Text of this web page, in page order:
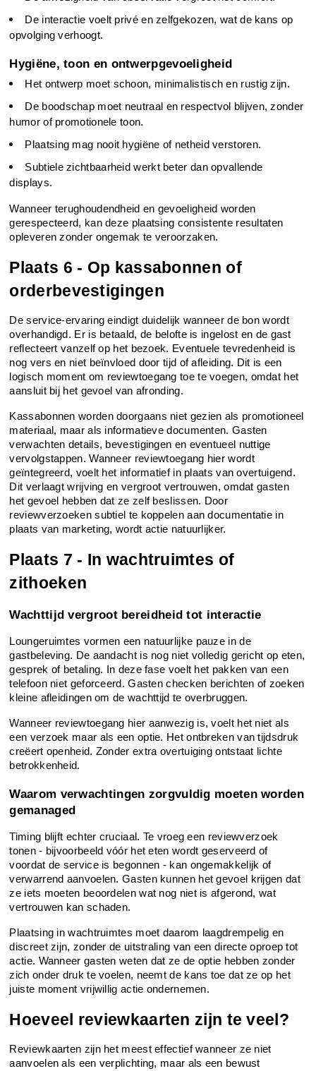
De interactie voelt privé en zelfgekozen, wat de kans op
opvolging verhoogt.
Hygiëne, toon en ontwerpgevoeligheid
Het ontwerp moet schoon, minimalistisch en rustig zijn.
De boodschap moet neutraal en respectvol blijven, zonder
humor of promotionele toon.
Plaatsing mag nooit hygiëne of netheid verstoren.
Subtiele zichtbaarheid werkt beter dan opvallende
displays.
Wanneer terughoudendheid en gevoeligheid worden
gerespecteerd, kan deze plaatsing consistente resultaten
opleveren zonder ongemak te veroorzaken.
Plaats 6 - Op kassabonnen of
orderbevestigingen
De service-ervaring eindigt duidelijk wanneer de bon wordt
overhandigd. Er is betaald, de belofte is ingelost en de gast
reflecteert vanzelf op het bezoek. Eventuele tevredenheid is
nog vers en niet beïnvloed door tijd of afleiding. Dit is een
logisch moment om reviewtoegang toe te voegen, omdat het
aansluit bij het gevoel van afronding.
Kassabonnen worden doorgaans niet gezien als promotioneel
materiaal, maar als informatieve documenten. Gasten
verwachten details, bevestigingen en eventueel nuttige
vervolgstappen. Wanneer reviewtoegang hier wordt
geïntegreerd, voelt het informatief in plaats van overtuigend.
Dit verlaagt wrijving en vergroot vertrouwen, omdat gasten
het gevoel hebben dat ze zelf beslissen. Door
reviewverzoeken subtiel te koppelen aan documentatie in
plaats van marketing, wordt actie natuurlijker.
Plaats 7 - In wachtruimtes of
zithoeken
Wachttijd vergroot bereidheid tot interactie
Loungeruimtes vormen een natuurlijke pauze in de
gastbeleving. De aandacht is nog niet volledig gericht op eten,
gesprek of betaling. In deze fase voelt het pakken van een
telefoon niet geforceerd. Gasten checken berichten of zoeken
kleine afleidingen om de wachttijd te overbruggen.
Wanneer reviewtoegang hier aanwezig is, voelt het niet als
een verzoek maar als een optie. Het ontbreken van tijdsdruk
creëert openheid. Zonder extra overtuiging ontstaat lichte
betrokkenheid.
Waarom verwachtingen zorgvuldig moeten worden
gemanaged
Timing blijft echter cruciaal. Te vroeg een reviewverzoek
tonen - bijvoorbeeld vóór het eten wordt geserveerd of
voordat de service is begonnen - kan ongemakkelijk of
verwarrend aanvoelen. Gasten kunnen het gevoel krijgen dat
ze iets moeten beoordelen wat nog niet is afgerond, wat
vertrouwen kan schaden.
Plaatsing in wachtruimtes moet daarom laagdrempelig en
discreet zijn, zonder de uitstraling van een directe oproep tot
actie. Wanneer gasten weten dat ze de optie hebben zonder
zich onder druk te voelen, neemt de kans toe dat ze op het
juiste moment vrijwillig actie ondernemen.
Hoeveel reviewkaarten zijn te veel?
Reviewkaarten zijn het meest effectief wanneer ze niet
aanvoelen als een verplichting, maar als een bewust